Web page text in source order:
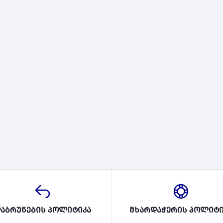
პოლიტიკა მხარდაჭერის